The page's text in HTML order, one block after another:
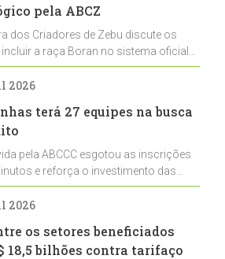
pela ABCZ
dos Criadores de Zebu discute os
a raça Boran no sistema oficial
para sua expansão na
2026
terá 27 equipes na busca
pela ABCCC esgotou as inscrições
e reforça o investimento das
genética de Cavalos Crioulos voltados
2026
os setores beneficiados
18,5 bilhões contra tarifaço